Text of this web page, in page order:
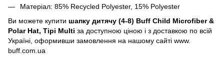
Матеріал: 85% Recycled Polyester, 15% Polyester
Ви можете купити шапку дитячу (4-8) Buff Child Microfiber &
Polar Hat, Tipi Multi за доступною ціною і з доставкою по всій
Україні, оформивши замовлення на нашому сайті www.
buff.com.ua